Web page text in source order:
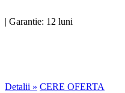
| Garantie: 12 luni
Detalii » CERE OFERTA